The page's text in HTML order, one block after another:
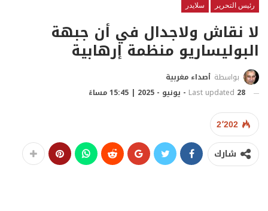
رئيس التحرير سلايدر
لا نقاش ولاجدال في أن جبهة
البوليساريو منظمة إرهابية
بواسطة أصداء مغربية
Last updated 28 - يونيو - 2025 | 15:45 مساءً
2٬202
شارك